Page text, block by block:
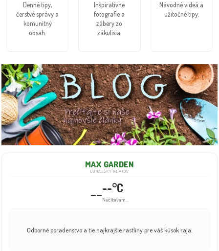
MAX GARDEN
DUNAJSKÝ KLÁTOV
----°C
Načítavam...
Odborné poradenstvo a tie najkrajšie rastliny pre váš kúsok raja.
Denné tipy,
čerstvé správy a
komunitný
obsah.
Inšpiratívne
fotografie a
zábery zo
zákulisia.
Návodné videá a
užitočné tipy.